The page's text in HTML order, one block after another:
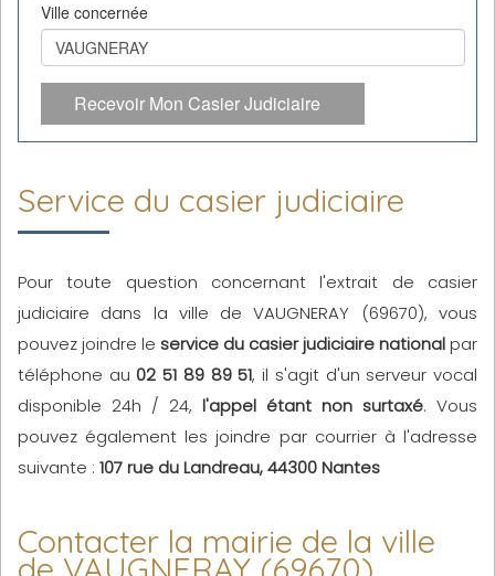
Ville concernée
Recevoir Mon Casier Judiciaire
Service du casier judiciaire
Pour toute question concernant l'extrait de casier
judiciaire dans la ville de VAUGNERAY (69670), vous
pouvez joindre le service du casier judiciaire nationalpar
téléphone au 02 51 89 89 51, il s'agit d'un serveur vocal
disponible 24h / 24, l'appel étant non surtaxé. Vous
pouvez également les joindre par courrier à l'adresse
suivante : 107 rue du Landreau, 44300 Nantes
Contacter la mairie de la ville